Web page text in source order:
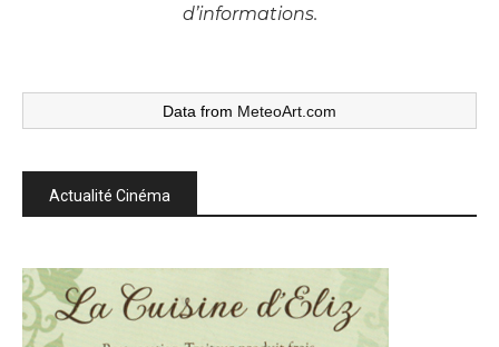
d’informations.
Data from MeteoArt.com
Actualité Cinéma